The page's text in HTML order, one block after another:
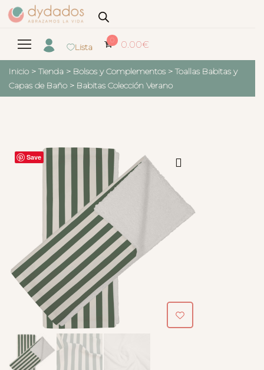
Lista
0 0.00€
Inicio > Tienda > Bolsos y Complementos > Toallas Babitas y
Capas de Baño > Babitas Colección Verano
Save